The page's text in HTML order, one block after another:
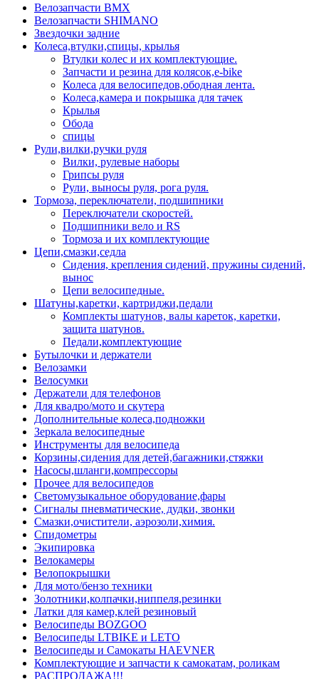
Велозапчасти BMX
Велозапчасти SHIMANO
Звездочки задние
Колеса,втулки,спицы, крылья
Втулки колес и их комплектующие.
Запчасти и резина для колясок,e-bike
Колеса для велосипедов,ободная лента.
Колеса,камера и покрышка для тачек
Крылья
Обода
спицы
Рули,вилки,ручки руля
Вилки, рулевые наборы
Грипсы руля
Рули, выносы руля, рога руля.
Тормоза, переключатели, подшипники
Переключатели скоростей.
Подшипники вело и RS
Тормоза и их комплектующие
Цепи,смазки,седла
Сидения, крепления сидений, пружины сидений,
вынос
Цепи велосипедные.
Шатуны,каретки, картриджи,педали
Комплекты шатунов, валы кареток, каретки,
защита шатунов.
Педали,комплектующие
Бутылочки и держатели
Велозамки
Велосумки
Держатели для телефонов
Для квадро/мото и скутера
Дополнительные колеса,подножки
Зеркала велосипедные
Инструменты для велосипеда
Корзины,сидения для детей,багажники,стяжки
Насосы,шланги,компрессоры
Прочее для велосипедов
Светомузыкальное оборудование,фары
Сигналы пневматические, дудки, звонки
Смазки,очистители, аэрозоли,химия.
Спидометры
Экипировка
Велокамеры
Велопокрышки
Для мото/бензо техники
Золотники,колпачки,ниппеля,резинки
Латки для камер,клей резиновый
Велосипеды BOZGOO
Велосипеды LTBIKE и LETO
Велосипеды и Самокаты HAEVNER
Комплектующие и запчасти к самокатам, роликам
РАСПРОДАЖА!!!